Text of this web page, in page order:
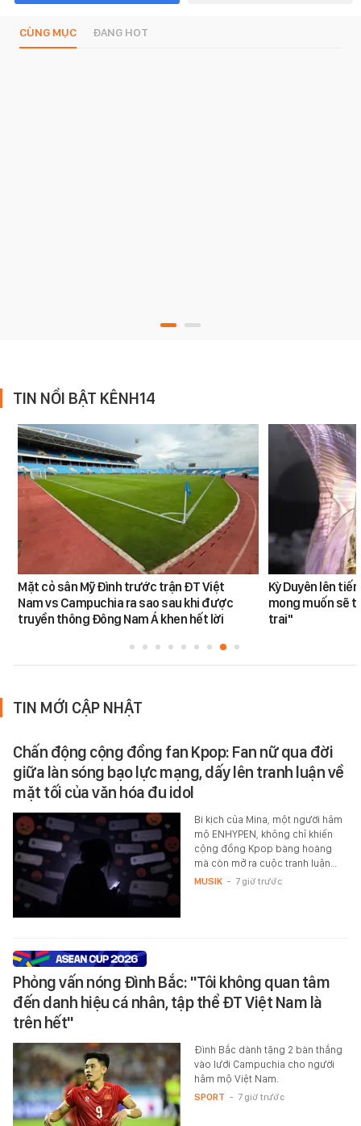
CÙNG MỤC ĐANG HOT
TIN NỔI BẬT KÊNH14
Mặt cỏ sân Mỹ Đình trước trận ĐT Việt
Nam vs Campuchia ra sao sau khi được
truyền thông Đông Nam Á khen hết lời
Kỳ Duyên lên
mong muốn sẽ
trai"
TIN MỚI CẬP NHẬT
Chấn động cộng đồng fan Kpop: Fan nữ qua đời
giữa làn sóng bạo lực mạng, dấy lên tranh luận về
mặt tối của văn hóa đu idol
Bi kịch của Mina, một người hâm
mộ ENHYPEN, không chỉ khiến
cộng đồng Kpop bàng hoàng
mà còn mở ra cuộc tranh luận…
MUSIK - 7 giờ trước
Phỏng vấn nóng Đình Bắc: "Tôi không quan tâm
đến danh hiệu cá nhân, tập thể ĐT Việt Nam là
trên hết"
Đình Bắc dành tặng 2 bàn thắng
vào lưới Campuchia cho người
hâm mộ Việt Nam.
SPORT - 7 giờ trước